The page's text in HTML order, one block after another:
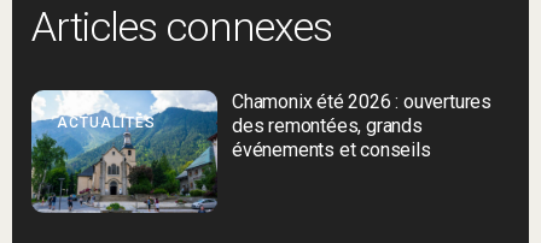
Articles connexes
ACTUALITÉS
Chamonix été 2026 : ouvertures
des remontées, grands
événements et conseils